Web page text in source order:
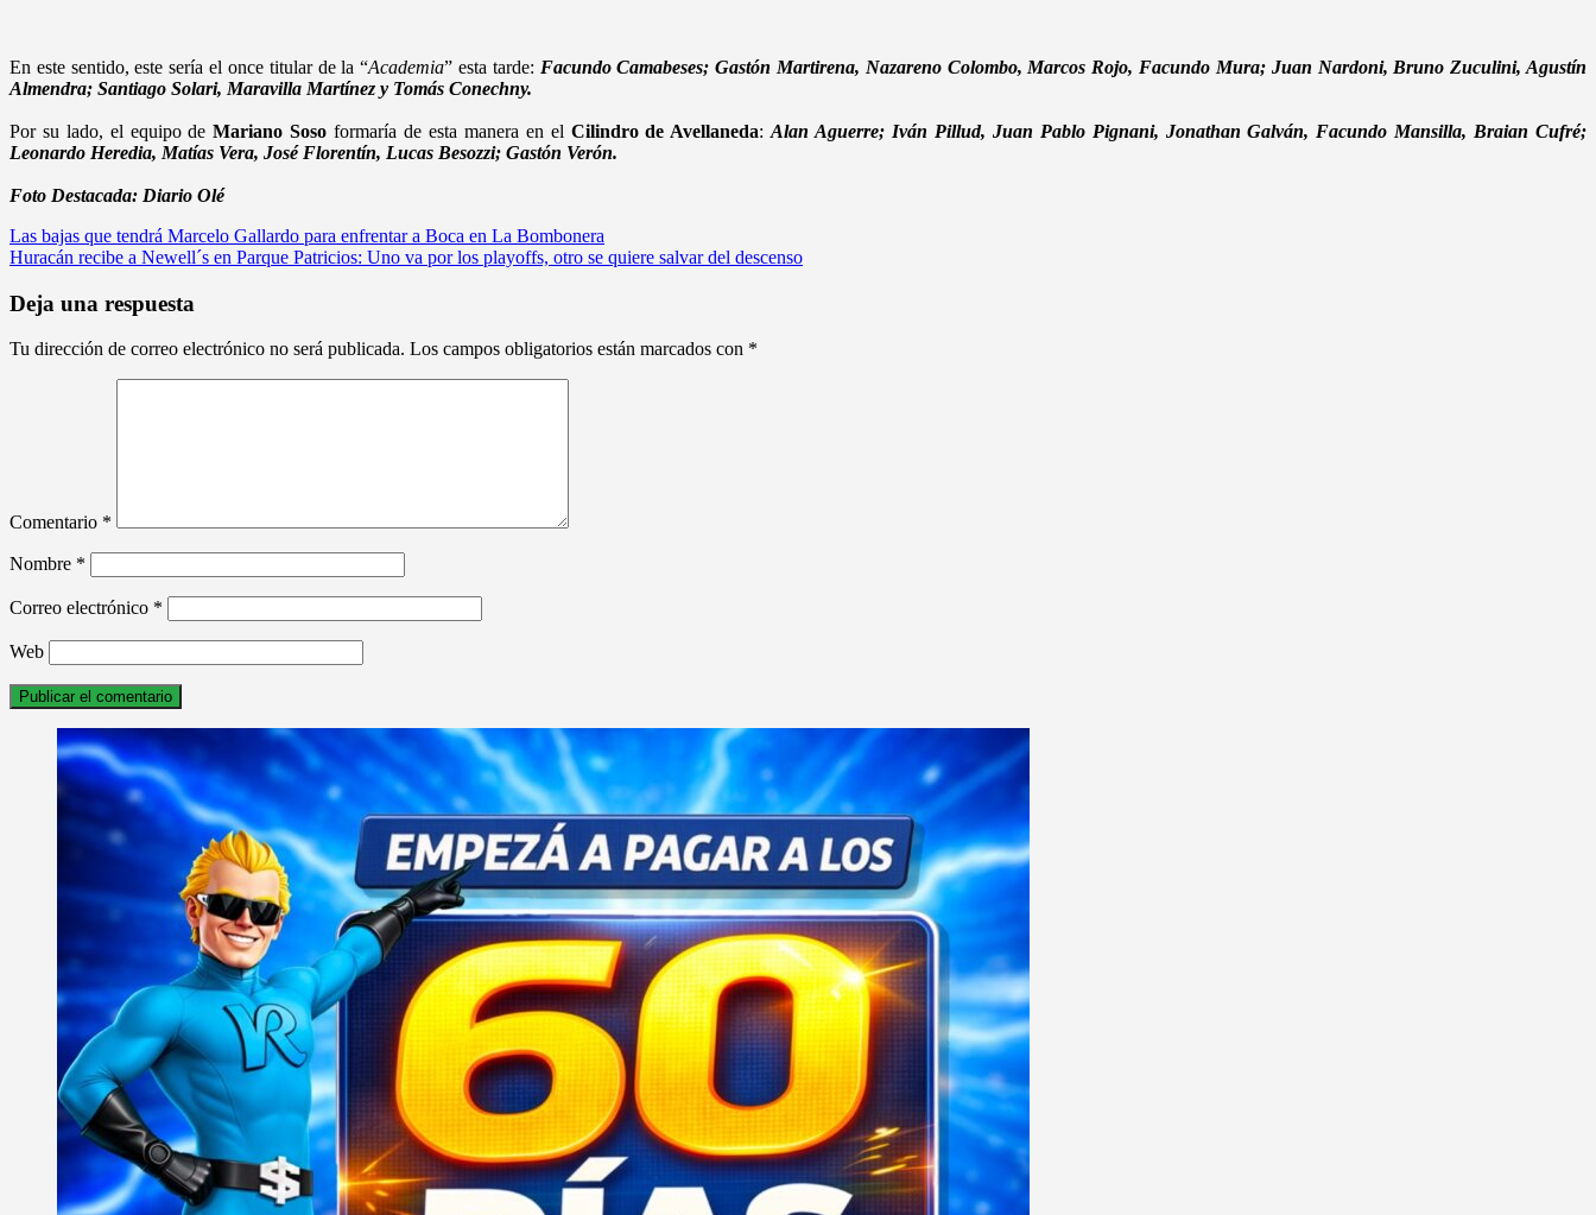
En este sentido, este sería el once titular de la “Academia” esta tarde: Facundo Camabeses; Gastón Martirena, Nazareno Colombo, Marcos Rojo, Facundo Mura; Juan Nardoni, Bruno Zuculini, Agustín
Almendra; Santiago Solari, Maravilla Martínez y Tomás Conechny.
Por su lado, el equipo deMariano Soso formaría de esta manera en el Cilindro de Avellaneda:Alan Aguerre; Iván Pillud, Juan Pablo Pignani, Jonathan Galván, Facundo Mansilla, Braian Cufré;
Leonardo Heredia, Matías Vera, José Florentín, Lucas Besozzi; Gastón Verón.
Foto Destacada: Diario Olé
Navegación
de
entradas
Las bajas que tendrá Marcelo Gallardo para enfrentar a Boca en La Bombonera
Huracán recibe a Newell´s en Parque Patricios: Uno va por los playoffs, otro se quiere salvar del descenso
Deja una respuesta
Tu dirección de correo electrónico no será publicada. Los campos obligatorios están marcados con *
Comentario *
Nombre *
Correo electrónico *
Web